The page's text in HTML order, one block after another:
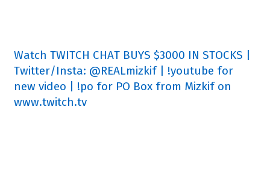
Watch TWITCH CHAT BUYS $3000 IN STOCKS |
Twitter/Insta: @REALmizkif | !youtube for
new video | !po for PO Box from Mizkif on
www.twitch.tv